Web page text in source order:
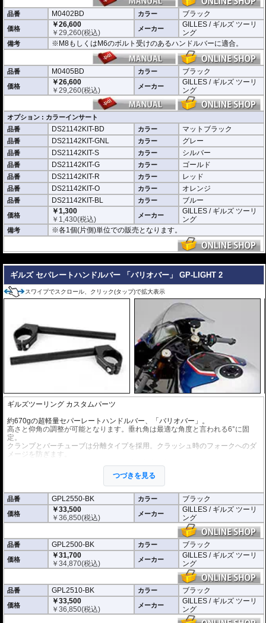
M0401BD 中空で内径が13-18mmのハンドルバーに適合
M0402BD M8もしくはM6のボルト受けのあるハンドルバーに適合
M0405BD M12のボルト受けのあるハンドルバーに適合
別売オプションにカラーインサートをご用意。
車体のイメージに合わせたカスタムが可能となり、ワンポイントアクセントと
してその存在感を高めます。
品番 M0402BD カラー ブラック
価格
￥26,600
￥29,260(税込) メーカー
GILLES / ギルズ ツーリ
ング
備考 ※M8もしくはM6のボルト受けのあるハンドルバーに適合。
品番 M0405BD カラー ブラック
価格
￥26,600
￥29,260(税込) メーカー
GILLES / ギルズ ツーリ
ング
オプション : カラーインサート
品番
DS21142KIT-BD カラー マットブラック
品番 DS21142KIT-GNL カラー グレー
品番 DS21142KIT-S カラー シルバー
品番 DS21142KIT-G カラー ゴールド
品番 DS21142KIT-R カラー レッド
品番 DS21142KIT-O カラー オレンジ
品番 DS21142KIT-BL カラー ブルー
価格
￥1,300
￥ 1,430(税込) メーカー
GILLES / ギルズ ツーリ
ング
備考 ※各1個(片側)単位での販売となります。
ギルズ セパレートハンドルバー 「バリオバー」 GP-LIGHT 2
スワイプでスクロール、クリック(タップ)で拡大表示
ギルズツーリング カスタムパーツ
約670gの超軽量セパーレートハンドルバー、「バリオバー」。
高さと仰角の調整が可能となります。垂れ角は最適な角度と言われる6°に固
定。
クランプとバーチューブは分離タイプを採用。クラッシュ時のフォークへのダ
メージを防ぎます。
ヤマハのチームはこのセパレートハンドルバーをWorldSBK、WorldSuperspor
t、IDM、R6 Cup Germanyで採用しています。
※写真はシリーズ代表イメージです。車種により形状、デザインが異なる場合
があります。
※商品は汎用品です。ご購入の前に必ず寸法図をご確認いただき、商品の形状
つづきを見る
品番 GPL2550-BK カラー ブラック
価格
￥33,500
￥36,850(税込) メーカー
GILLES / ギルズ ツーリ
ング
品番 GPL2500-BK カラー ブラック
価格
￥31,700
￥34,870(税込) メーカー
GILLES / ギルズ ツーリ
ング
品番 GPL2510-BK カラー ブラック
価格
￥33,500
￥36,850(税込) メーカー
GILLES / ギルズ ツーリ
ング